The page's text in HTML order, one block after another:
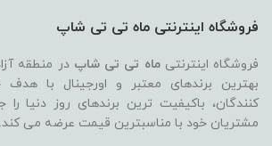
فروشگاه اینترنتی ماه تی تی شاپ
فروشگاه اینترنتیماه تی تی شاپ در منطقه
بهترین برندهای معتبر و اورجینال با
کنندگان، باکیفیت ترین برندهای روز دنیا
مشتریان خود با مناسبترین قیمت عرضه می کند.